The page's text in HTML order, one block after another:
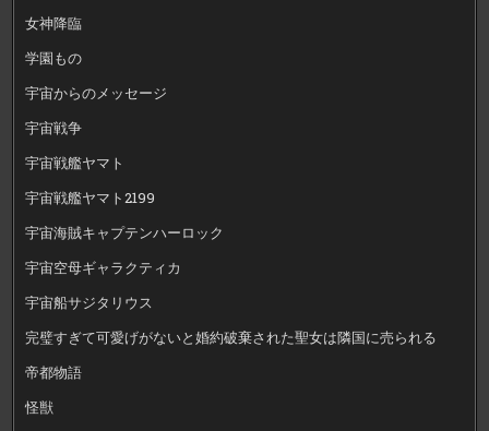
女神降臨
学園もの
宇宙からのメッセージ
宇宙戦争
宇宙戦艦ヤマト
宇宙戦艦ヤマト2199
宇宙海賊キャプテンハーロック
宇宙空母ギャラクティカ
宇宙船サジタリウス
完璧すぎて可愛げがないと婚約破棄された聖女は隣国に売られる
帝都物語
怪獣